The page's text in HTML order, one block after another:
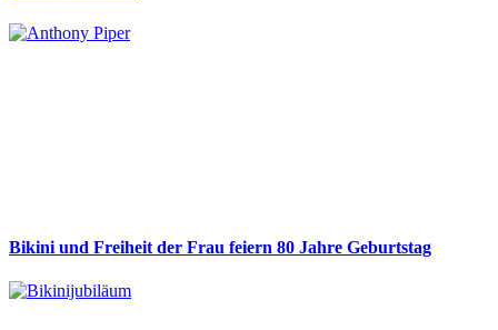
Bikini und Freiheit der Frau feiern 80 Jahre Geburtstag